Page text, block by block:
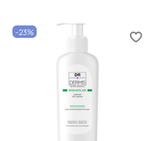
-23%